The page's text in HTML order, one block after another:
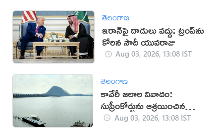
తెలంగాణ
ఇరాన్‌పై దాడులు వద్దు: ట్రంప్‌ను
కోరిన సౌదీ యువరాజు
Aug 03, 2026, 13:08 IST
తెలంగాణ
కావేరీ జలాల వివాదం:
సుప్రీంకోర్టును ఆశ్రయించిన
తమిళనాడు
Aug 03, 2026, 13:08 IST